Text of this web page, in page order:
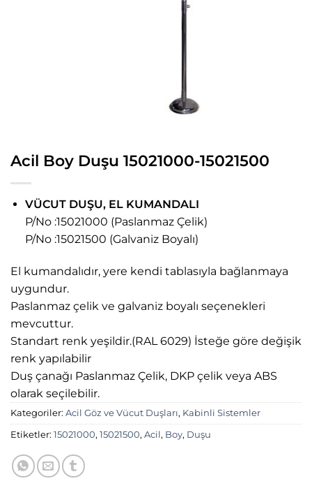
Acil Boy Duşu 15021000-15021500
VÜCUT DUŞU, EL KUMANDALI
P/No :15021000 (Paslanmaz Çelik)
P/No :15021500 (Galvaniz Boyalı)
El kumandalıdır, yere kendi tablasıyla bağlanmaya
uygundur.
Paslanmaz çelik ve galvaniz boyalı seçenekleri
mevcuttur.
Standart renk yeşildir.(RAL 6029) İsteğe göre değişik
renk yapılabilir
Duş çanağı Paslanmaz Çelik, DKP çelik veya ABS
olarak seçilebilir.
Kategoriler: Acil Göz ve Vücut Duşları, Kabinli Sistemler
Etiketler: 15021000, 15021500, Acil , Boy, Duşu